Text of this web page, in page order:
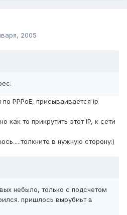
2005
PPPoE, присываивается ip
как то прикрутить этот IP, к сети
в нужную сторону:)
небыло, только с подсчетом
пришлось вырубиьт в